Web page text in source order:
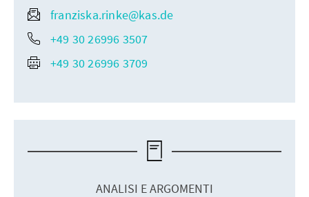
franziska.rinke@kas.de
+49 30 26996 3507
+49 30 26996 3709
ANALISI E ARGOMENTI